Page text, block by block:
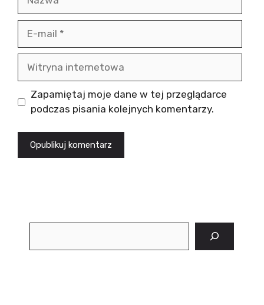
internetowa
Zapamiętaj moje dane w tej przeglądarce
podczas pisania kolejnych komentarzy.